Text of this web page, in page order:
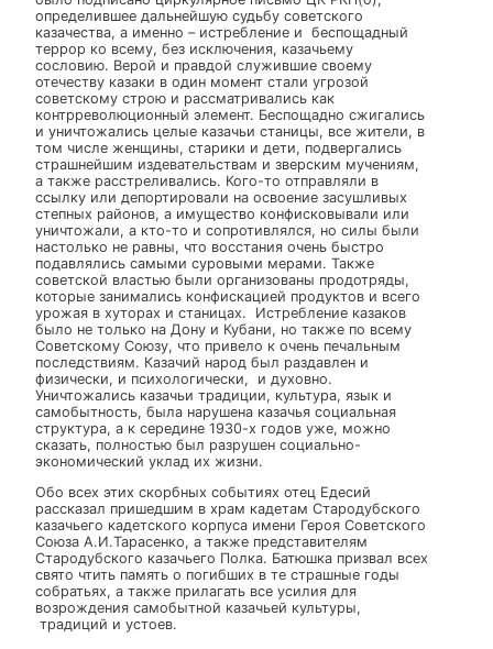
17 февраля, 202625 января, 2026 отadmin
24 января 2026 года в Свято – Никольском храме г.
Стародуба руководитель отдела по взаимодействию
казачеством в Клинцовской епархии иерей Едесий
Куриленко совершил панихиду по казакам,
расстрелянным во время большевистских репрессий.
Этот день стал днем скорби в истории казачества,
как именно 24 января в 1919 году Яковом
было подписано циркулярное письмо ЦК РКП(б),
определившее дальнейшую судьбу советского
казачества, а именно – истребление и беспощадный
террор ко всему, без исключения, казачьему
сословию. Верой и правдой служившие своему
отечеству казаки в один момент стали угрозой
советскому строю и рассматривались как
контрреволюционный элемент. Беспощадно
и уничтожались целые казачьи станицы, все жители,
том числе женщины, старики и дети, подвергались
страшнейшим издевательствам и зверским мучениям,
а также расстреливались. Кого-то отправляли в
ссылку или депортировали на освоение засушливых
степных районов, а имущество конфисковывали или
уничтожали, а кто-то и сопротивлялся, но силы были
настолько не равны, что восстания очень быстро
подавлялись самыми суровыми мерами. Также
советской властью были организованы продотряды,
которые занимались конфискацией продуктов и
урожая в хуторах и станицах. Истребление казаков
было не только на Дону и Кубани, но также по всему
Советскому Союзу, что привело к очень печальным